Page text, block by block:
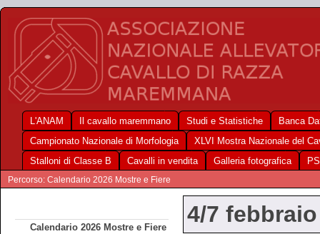
L'ANAM Il cavallo maremmano Studi e Statistiche
Banca
Campionato Nazionale di Morfologia
XLVI Mostra Nazionale del
Stalloni di Classe B
Cavalli in vendita Galleria fotografica
Percorso: Calendario 2026 Mostre e Fiere
Calendario 2026 Mostre e Fiere
4/7